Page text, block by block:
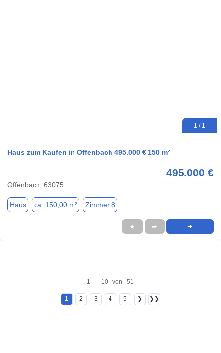
1 / 1
Haus zum Kaufen in Offenbach 495.000 € 150 m²
495.000 €
Offenbach, 63075
Haus ca. 150,00 m² Zimmer 8
★ ➦ ➜
1 - 10 von 51
1 2 3 4 5 ❯ ❯❯